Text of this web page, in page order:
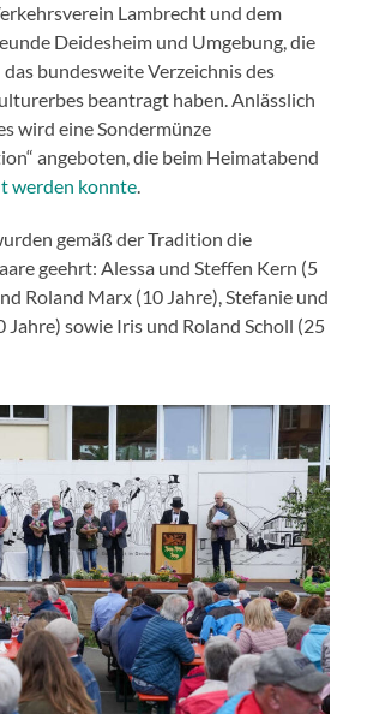
Lambrecht und dem
Deidesheim und Umgebung, die
bundesweite Verzeichnis des
beantragt haben. Anlässlich
wird eine Sondermünze
angeboten, die beim Heimatabend
werden konnte.
gemäß der Tradition die
geehrt: Alessa und Steffen Kern (5
Roland Marx (10 Jahre), Stefanie und
Jahre) sowie Iris und Roland Scholl (25